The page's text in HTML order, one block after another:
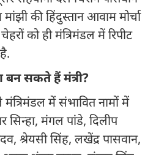
की हिंदुस्तान आवाम मोर्चा
को ही मंत्रिमंडल में रिपीट
बन सकते हैं मंत्री?
मंत्रिमंडल में संभावित नामों में
सिन्हा, मंगल पांडे, दिलीप
श्रेयसी सिंह, लखेंद्र पासवान,